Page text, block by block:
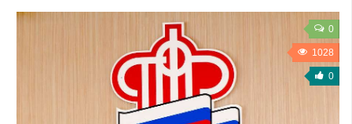
0
1028
0